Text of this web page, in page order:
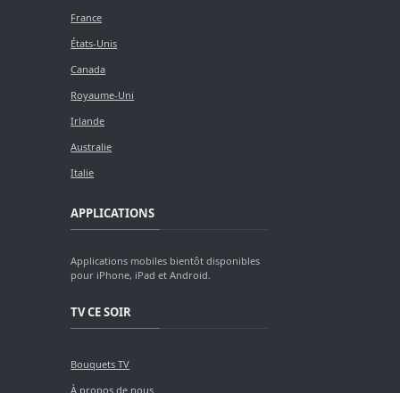
France
États-Unis
Canada
Royaume-Uni
Irlande
Australie
Italie
APPLICATIONS
Applications mobiles bientôt disponibles
pour iPhone, iPad et Android.
TV CE SOIR
Bouquets TV
À propos de nous